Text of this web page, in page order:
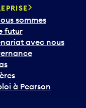
sommes
futur
avec nous
à Pearson